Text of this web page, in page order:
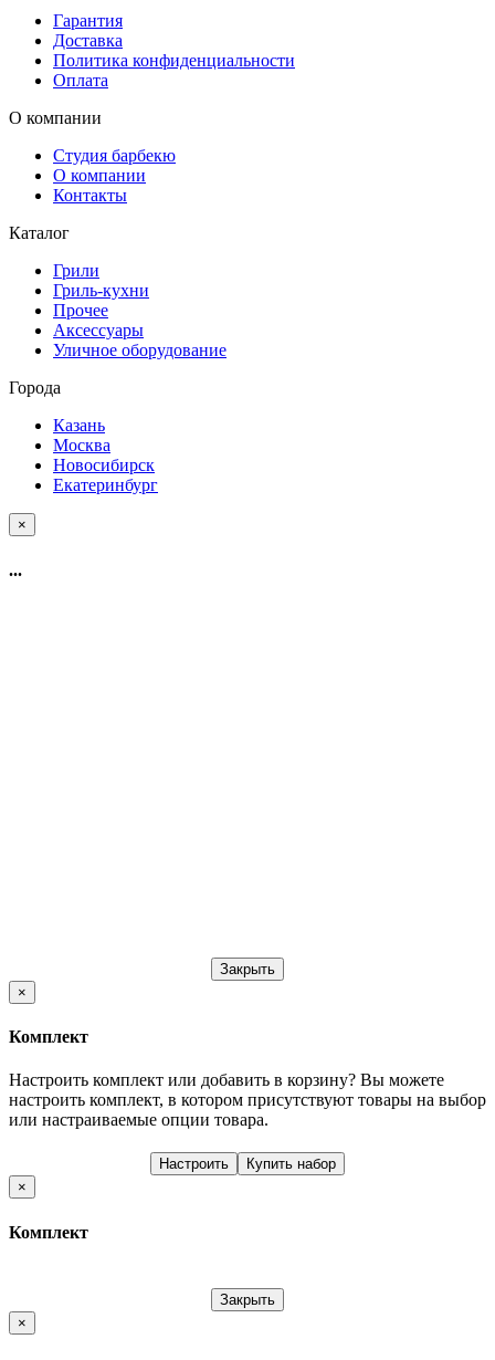
Гарантия
Доставка
Политика конфиденциальности
Оплата
О компании
Студия барбекю
О компании
Контакты
Каталог
Грили
Гриль-кухни
Прочее
Аксессуары
Уличное оборудование
Города
Казань
Москва
Новосибирск
Екатеринбург
×
...
Закрыть
×
Комплект
Настроить комплект или добавить в корзину? Вы можете
настроить комплект, в котором присутствуют товары на выбор
или настраиваемые опции товара.
Настроить
Купить набор
×
Комплект
Закрыть
×